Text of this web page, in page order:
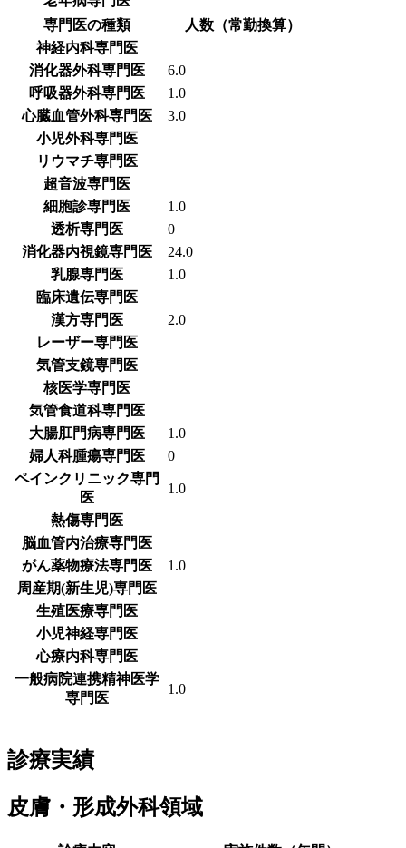
専門医の種類
人数（常勤換算）
神経内科専門医
消化器外科専門医
6.0
呼吸器外科専門医
1.0
心臓血管外科専門医
3.0
小児外科専門医
リウマチ専門医
超音波専門医
細胞診専門医
1.0
透析専門医
0
消化器内視鏡専門医
24.0
乳腺専門医
1.0
臨床遺伝専門医
漢方専門医
2.0
レーザー専門医
気管支鏡専門医
核医学専門医
気管食道科専門医
大腸肛門病専門医
1.0
婦人科腫瘍専門医
0
ペインクリニック専門
医
1.0
熱傷専門医
脳血管内治療専門医
がん薬物療法専門医
1.0
周産期(新生児)専門医
生殖医療専門医
小児神経専門医
心療内科専門医
一般病院連携精神医学
専門医
1.0
診療実績
皮膚・形成外科領域